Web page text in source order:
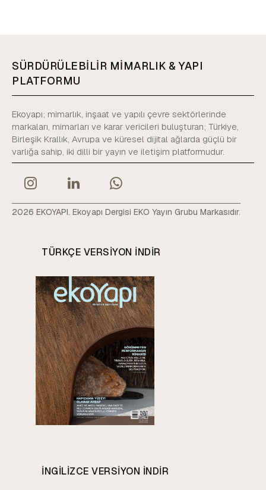
SÜRDÜRÜLEBİLİR MİMARLIK & YAPI
PLATFORMU
Ekoyapı; mimarlık, inşaat ve yapılı çevre sektörlerinde
markaları, mimarları ve karar vericileri buluşturan; Türkiye,
Birleşik Krallık, Avrupa ve küresel dijital ağlarda güçlü bir
varlığa sahip, iki dilli bir yayın ve iletişim platformudur.
2026 EKOYAPI. Ekoyapı Dergisi EKO Yayın Grubu Markasıdır.
TÜRKÇE VERSIYON INDIR
INGILIZCE VERSIYON INDIR